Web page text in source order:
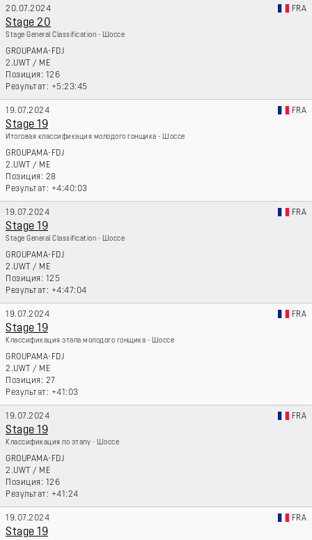
20.07.2024 FRA
Stage 20
Stage General Classification - Шоссе
GROUPAMA-FDJ
2.UWT / ME
126
+5:23:45
19.07.2024 FRA
Stage 19
Итоговая классификация молодого гонщика - Шоссе
GROUPAMA-FDJ
2.UWT / ME
28
+4:40:03
19.07.2024 FRA
Stage 19
Stage General Classification - Шоссе
GROUPAMA-FDJ
2.UWT / ME
125
+4:47:04
19.07.2024 FRA
Stage 19
Классификация этапа молодого гонщика - Шоссе
GROUPAMA-FDJ
2.UWT / ME
27
+41:03
19.07.2024 FRA
Stage 19
Классификация по этапу - Шоссе
GROUPAMA-FDJ
2.UWT / ME
126
+41:24
19.07.2024 FRA
Stage 19